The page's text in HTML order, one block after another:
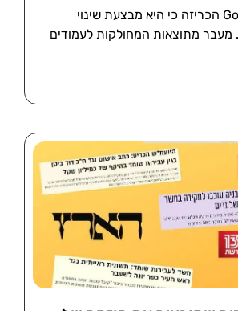
בסוף 2022 Google הכריזה כי היא מבצעת שינוי
מעבר מתוצאות המחולקות לעמודים